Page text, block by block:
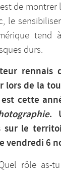
de montrer
le
tend
durs.
rennais
lors de la
est cette
.
sur le
vendredi 6
rôle as-